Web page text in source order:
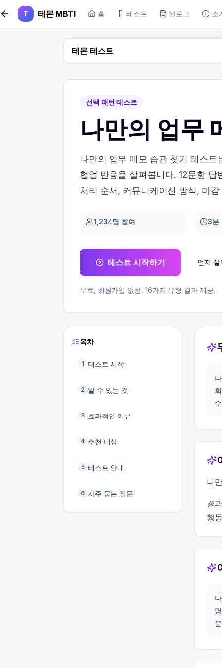
본문 바로가기
T 테몬 MBTI 홈 테스트 블로그 소
테몬 테스트
선택 패턴 테스트
나만의 업무
나만의 업무 메모 습관 찾기 테스
협업 반응을 살펴봅니다. 12문항
처리 순서, 커뮤니케이션 방식, 마
1,234명 참여 3분
테스트 시작하기 먼저 살
무료, 회원가입 없음, 16가지 유형 결과 제공.
목차
1 테스트 시작
2 알 수 있는 것
3 효과적인 이유
4 추천 대상
5 테스트 안내
6 자주 묻는 질문
나
결
행